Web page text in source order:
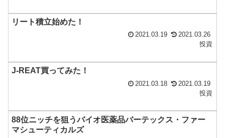
リート積立始めた！
2021.03.19
2021.03.26
投資
J-REAT買ってみた！
2021.03.18
2021.03.19
投資
88位ニッチを狙うバイオ医薬品バーテックス・ファー
マシューティカルズ